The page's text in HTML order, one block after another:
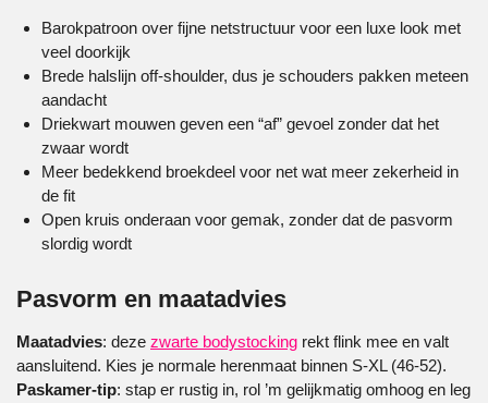
Barokpatroon over fijne netstructuur voor een luxe look met
veel doorkijk
Brede halslijn off-shoulder, dus je schouders pakken meteen
aandacht
Driekwart mouwen geven een “af” gevoel zonder dat het
zwaar wordt
Meer bedekkend broekdeel voor net wat meer zekerheid in
de fit
Open kruis onderaan voor gemak, zonder dat de pasvorm
slordig wordt
Pasvorm en maatadvies
Maatadvies: deze zwarte bodystocking rekt flink mee en valt
aansluitend. Kies je normale herenmaat binnen S-XL (46-52).
Paskamer-tip: stap er rustig in, rol ’m gelijkmatig omhoog en leg